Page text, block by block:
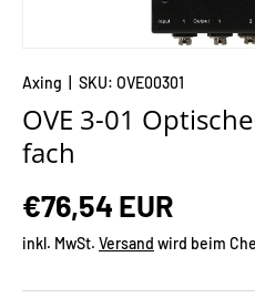
Axing SKU: OVE00301
OVE 3-01
fach
€76,54 EUR
inkl. MwSt. Versand wird beim